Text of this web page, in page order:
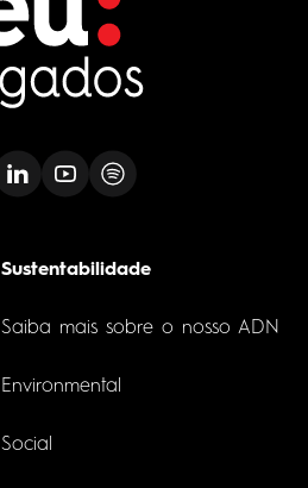
Sustentabilidade
Saiba mais sobre o nosso ADN
Environmental
Social